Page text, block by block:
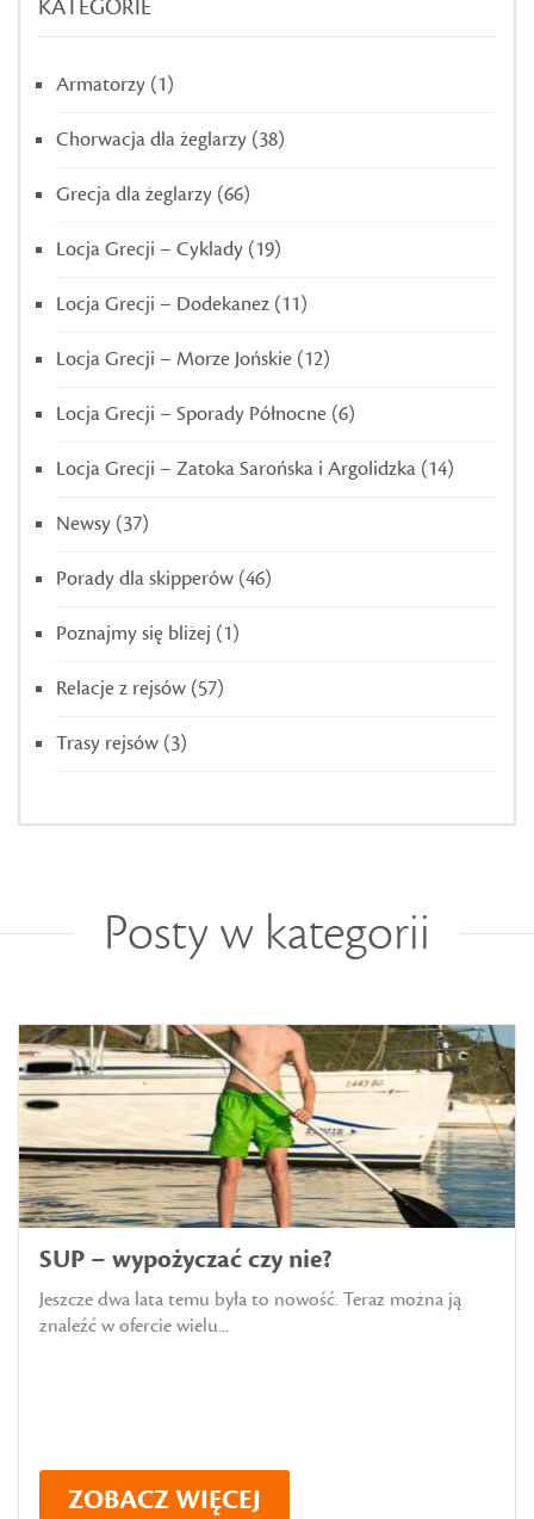
KATEGORIE
Armatorzy (1)
Chorwacja dla żeglarzy (38)
Grecja dla żeglarzy (66)
Locja Grecji – Cyklady (19)
Locja Grecji – Dodekanez (11)
Locja Grecji – Morze Jońskie (12)
Locja Grecji – Sporady Północne (6)
Locja Grecji – Zatoka Sarońska i Argolidzka (14)
Newsy (37)
Porady dla skipperów (46)
Poznajmy się bliżej (1)
Relacje z rejsów (57)
Trasy rejsów (3)
Posty w kategorii
SUP – wypożyczać czy nie?
Jeszcze dwa lata temu była to nowość. Teraz można ją
znaleźć w ofercie wielu...
ZOBACZ WIĘCEJ